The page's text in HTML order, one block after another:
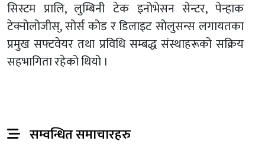
सिस्टम प्रालि, लुम्बिनी टेक इनोभेसन सेन्टर, पेन्हाक
टेक्नोलोजीस्, सोर्स कोड र डिलाइट सोलुसन्स लगायतका
प्रमुख सफ्टवेयर तथा प्रविधि सम्बद्ध संस्थाहरूको सक्रिय
सहभागिता रहेको थियो ।
सम्वन्धित समाचारहरु